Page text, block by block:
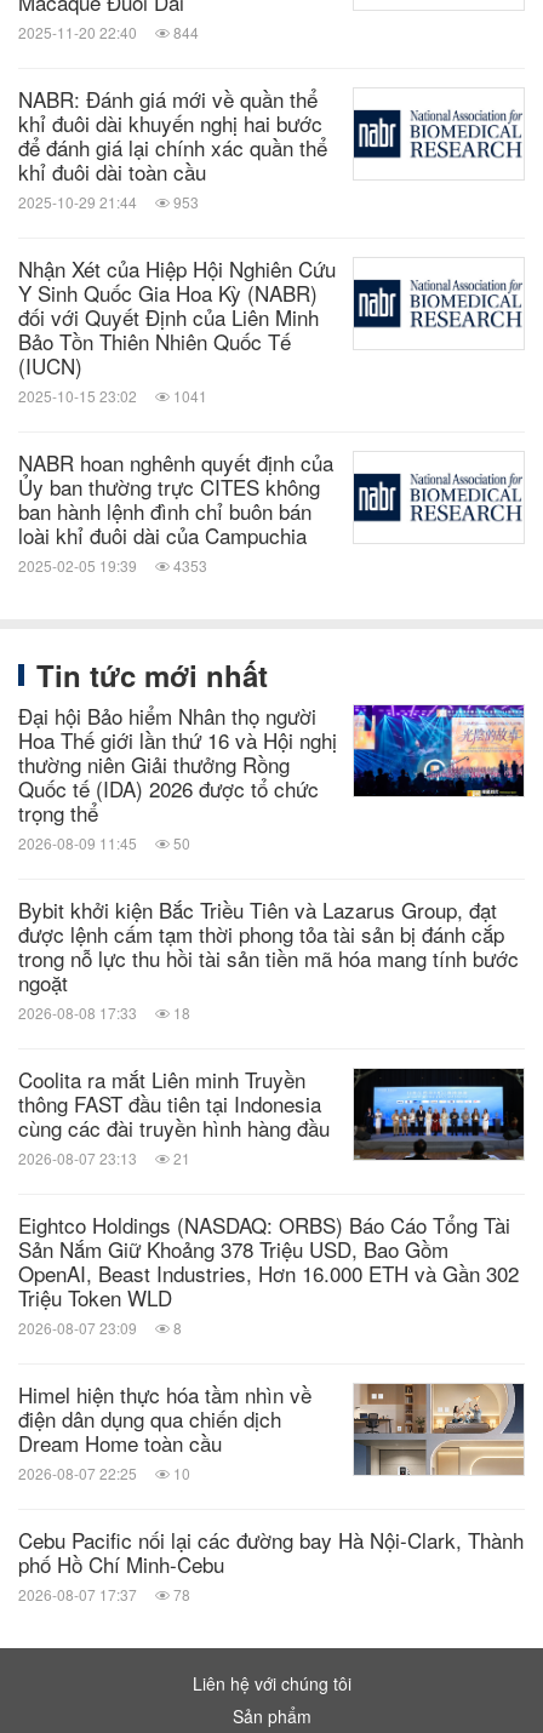
American Journal of Primatology,
Thông tin liên hệ:Eva Maciejewski
emaciejewski@nabr.org
(202) 967-8305
Logo -
https://mma.prnasia.com/media2/1138543/NABR_L
ogo_1.jpg?p=medium600
từ khóa:
Công nghệ sinh học
Sản phẩm & dịch vụ
môi trường
Chăm sóc sức khỏe/Bệnh viện
Y tế/Dược phẩm
Dược phẩm
Lợi ích
công
2025-11-20 22:40 844
NABR: Đánh giá mới về quần thể
khỉ đuôi dài khuyến nghị hai bước
để đánh giá lại chính xác quần thể
khỉ đuôi dài toàn cầu
2025-10-29 21:44 953
Nhận Xét của Hiệp Hội Nghiên Cứu
Y Sinh Quốc Gia Hoa Kỳ (NABR)
đối với Quyết Định của Liên Minh
Bảo Tồn Thiên Nhiên Quốc Tế
(IUCN)
2025-10-15 23:02 1041
NABR hoan nghênh quyết định của
Ủy ban thường trực CITES không
ban hành lệnh đình chỉ buôn bán
loài khỉ đuôi dài của Campuchia
2025-02-05 19:39 4353
Tin tức mới nhất
Đại hội Bảo hiểm Nhân thọ người
Hoa Thế giới lần thứ 16 và Hội nghị
thường niên Giải thưởng Rồng
Quốc tế (IDA) 2026 được tổ chức
trọng thể
2026-08-09 11:45 50
Bybit khởi kiện Bắc Triều Tiên và Lazarus Group, đạt
được lệnh cấm tạm thời phong tỏa tài sản bị đánh cắp
trong nỗ lực thu hồi tài sản tiền mã hóa mang tính bước
ngoặt
2026-08-08 17:33 18
Coolita ra mắt Liên minh Truyền
thông FAST đầu tiên tại Indonesia
cùng các đài truyền hình hàng đầu
2026-08-07 23:13 21
Eightco Holdings (NASDAQ: ORBS) Báo Cáo Tổng Tài
Sản Nắm Giữ Khoảng 378 Triệu USD, Bao Gồm
OpenAI, Beast Industries, Hơn 16.000 ETH và Gần 302
Triệu Token WLD
2026-08-07 23:09 8
Himel hiện thực hóa tầm nhìn về
điện dân dụng qua chiến dịch
Dream Home toàn cầu
2026-08-07 22:25 10
Cebu Pacific nối lại các đường bay Hà Nội-Clark, Thành
phố Hồ Chí Minh-Cebu
2026-08-07 17:37 78
Liên hệ với chúng tôi
Sản phẩm